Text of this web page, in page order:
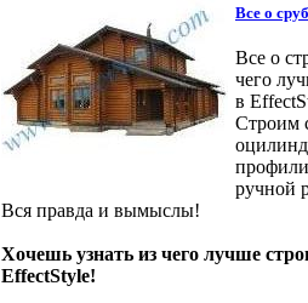
Все о
Все о
чего
в
Строим
ручной
Вся правда и вымыслы!
Хочешь узнать из чего лучше
EffectStyle!